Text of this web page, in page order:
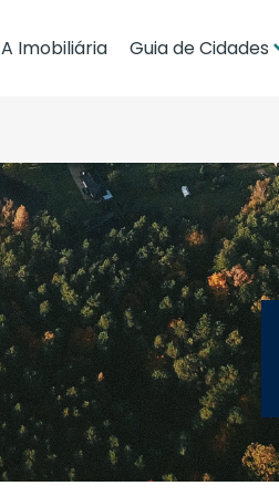
A Imobiliária Guia de Cidades
Cuiabá
Guia de Regiões